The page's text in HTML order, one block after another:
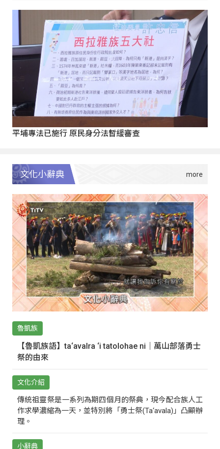
平埔專法已施行 原民身分法暫緩審查
文化小辭典
魯凱族
【魯凱族語】ta‘avalra ‘i tatolohae ni｜萬山部落勇士
祭的由來
文化介紹
傳統祖靈祭是一系列為期四個月的祭典，現今配合族人工
作求學濃縮為一天，並特別將「勇士祭(Ta‘avala)」凸顯辦
理。
小辭典